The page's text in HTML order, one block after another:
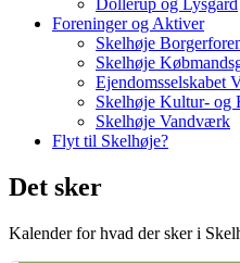
Dollerup og Lysgård
Foreninger og Aktiver
Skelhøje
Skelhøje
Ejendomsselskabet
Skelhøje Kultur- og
Skelhøje Vandværk
Flyt til Skelhøje?
Det sker
Kalender for hvad der sker i